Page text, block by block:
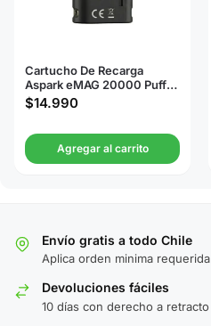
Cartucho De Recarga
Aspark eMAG 20000 Puffs
Grape Ice
$14.990
Agregar al carrito
Envío gratis a todo Chile
Aplica orden minima requerida
Devoluciones fáciles
10 días con derecho a retracto